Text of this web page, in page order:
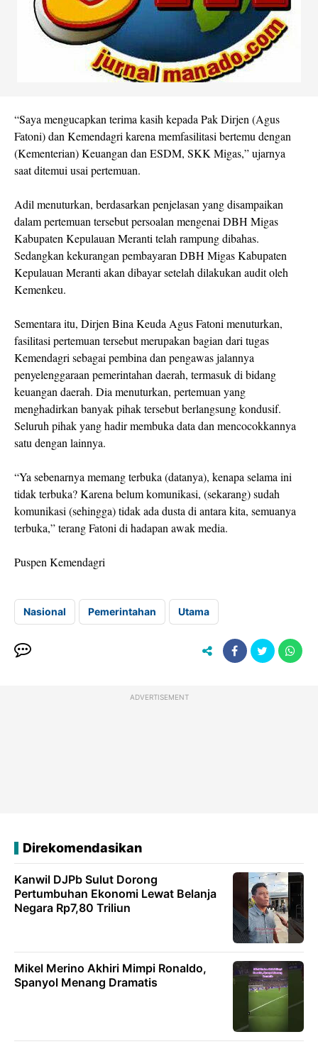
“Saya mengucapkan terima kasih kepada Pak Dirjen (Agus
Fatoni) dan Kemendagri karena memfasilitasi bertemu dengan
(Kementerian) Keuangan dan ESDM, SKK Migas,” ujarnya
saat ditemui usai pertemuan.
Adil menuturkan, berdasarkan penjelasan yang disampaikan
dalam pertemuan tersebut persoalan mengenai DBH Migas
Kabupaten Kepulauan Meranti telah rampung dibahas.
Sedangkan kekurangan pembayaran DBH Migas Kabupaten
Kepulauan Meranti akan dibayar setelah dilakukan audit oleh
Kemenkeu.
Sementara itu, Dirjen Bina Keuda Agus Fatoni menuturkan,
fasilitasi pertemuan tersebut merupakan bagian dari tugas
Kemendagri sebagai pembina dan pengawas jalannya
penyelenggaraan pemerintahan daerah, termasuk di bidang
keuangan daerah. Dia menuturkan, pertemuan yang
menghadirkan banyak pihak tersebut berlangsung kondusif.
Seluruh pihak yang hadir membuka data dan mencocokkannya
satu dengan lainnya.
“Ya sebenarnya memang terbuka (datanya), kenapa selama ini
tidak terbuka? Karena belum komunikasi, (sekarang) sudah
komunikasi (sehingga) tidak ada dusta di antara kita, semuanya
terbuka,” terang Fatoni di hadapan awak media.
Puspen Kemendagri
Nasional Pemerintahan Utama
ADVERTISEMENT
Direkomendasikan
Kanwil DJPb Sulut Dorong
Pertumbuhan Ekonomi Lewat Belanja
Negara Rp7,80 Triliun
Mikel Merino Akhiri Mimpi Ronaldo,
Spanyol Menang Dramatis